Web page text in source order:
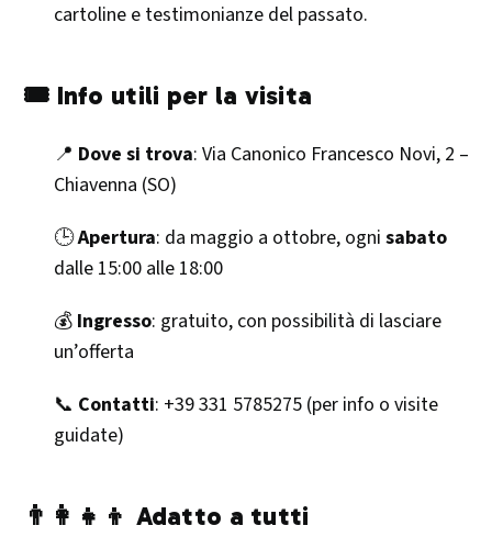
cartoline e testimonianze del passato.
🎟️ Info utili per la visita
📍 Dove si trova: Via Canonico Francesco Novi, 2 –
Chiavenna (SO)
🕒Apertura: da maggio a ottobre, ogni sabato
dalle 15:00 alle 18:00
💰 Ingresso: gratuito, con possibilità di lasciare
un’offerta
📞 Contatti: +39 331 5785275 (per info o visite
guidate)
👨‍👩‍👧‍👦 Adatto a tutti